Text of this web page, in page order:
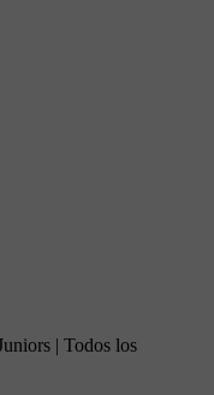
| Todos los